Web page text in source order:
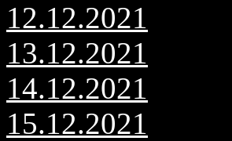
12.12.2021
13.12.2021
14.12.2021
15.12.2021